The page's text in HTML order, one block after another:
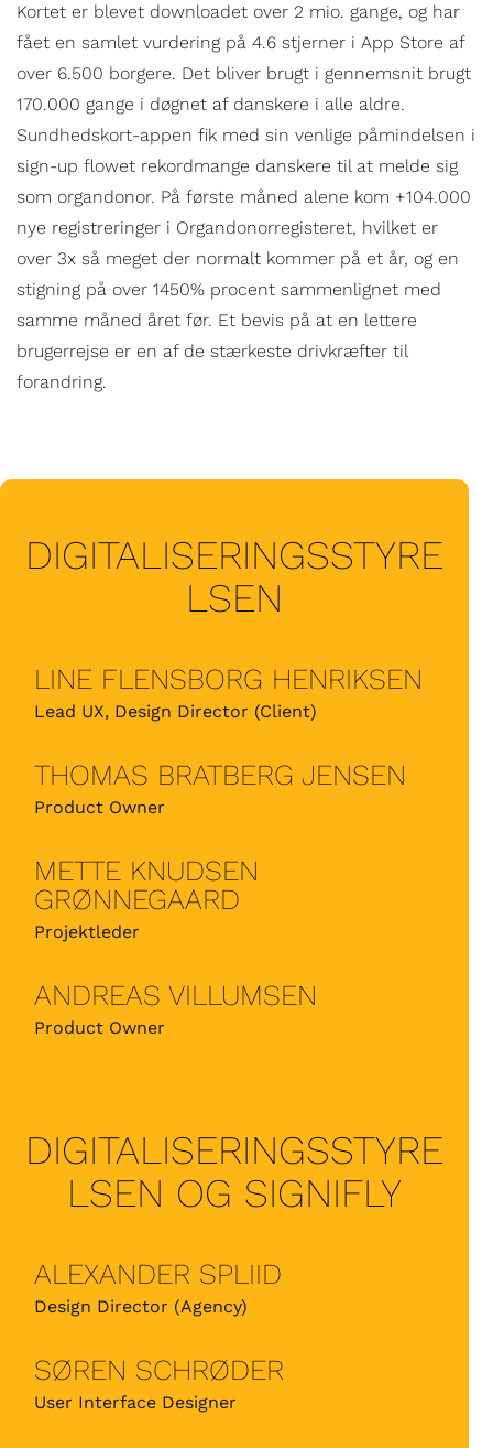
Kortet er blevet downloadet over 2 mio. gange, og har
fået en samlet vurdering på 4.6 stjerner i App Store af
over 6.500 borgere. Det bliver brugt i gennemsnit brugt
170.000 gange i døgnet af danskere i alle aldre.
Sundhedskort-appen fik med sin venlige påmindelsen i
sign-up flowet rekordmange danskere til at melde sig
som organdonor. På første måned alene kom +104.000
nye registreringer i Organdonorregisteret, hvilket er
over 3x så meget der normalt kommer på et år, og en
stigning på over 1450% procent sammenlignet med
samme måned året før. Et bevis på at en lettere
brugerrejse er en af de stærkeste drivkræfter til
forandring.
DIGITALISERINGSSTYRE
LSEN
LINE FLENSBORG HENRIKSEN
Lead UX, Design Director (Client)
THOMAS BRATBERG JENSEN
Product Owner
METTE KNUDSEN
GRØNNEGAARD
Projektleder
ANDREAS VILLUMSEN
Product Owner
DIGITALISERINGSSTYRE
LSEN OG SIGNIFLY
ALEXANDER SPLIID
Design Director (Agency)
SØREN SCHRØDER
User Interface Designer